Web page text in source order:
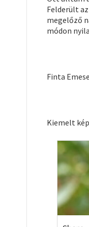
Felderült
megelőző
módon
Finta
Kiemelt